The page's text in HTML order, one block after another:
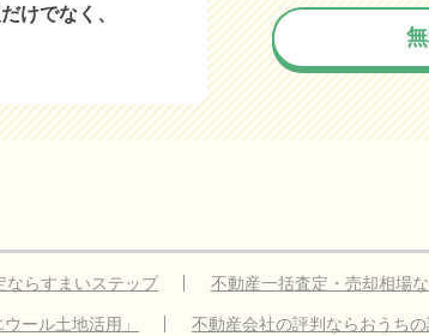
けでなく、
ならすまいステップ
不動産一括査定・売却相場
ール土地活用」
不動産会社の評判ならおうち